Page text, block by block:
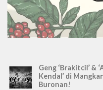
Geng ‘Brakitcil’ &
Kendal’ di
Buronan!